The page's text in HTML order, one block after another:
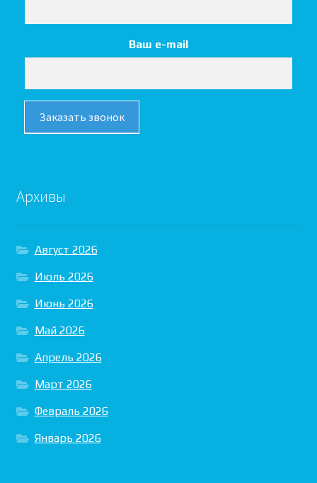
Ваш e-mail
Заказать звонок
Архивы
Август 2026
Июль 2026
Июнь 2026
Май 2026
Апрель 2026
Март 2026
Февраль 2026
Январь 2026